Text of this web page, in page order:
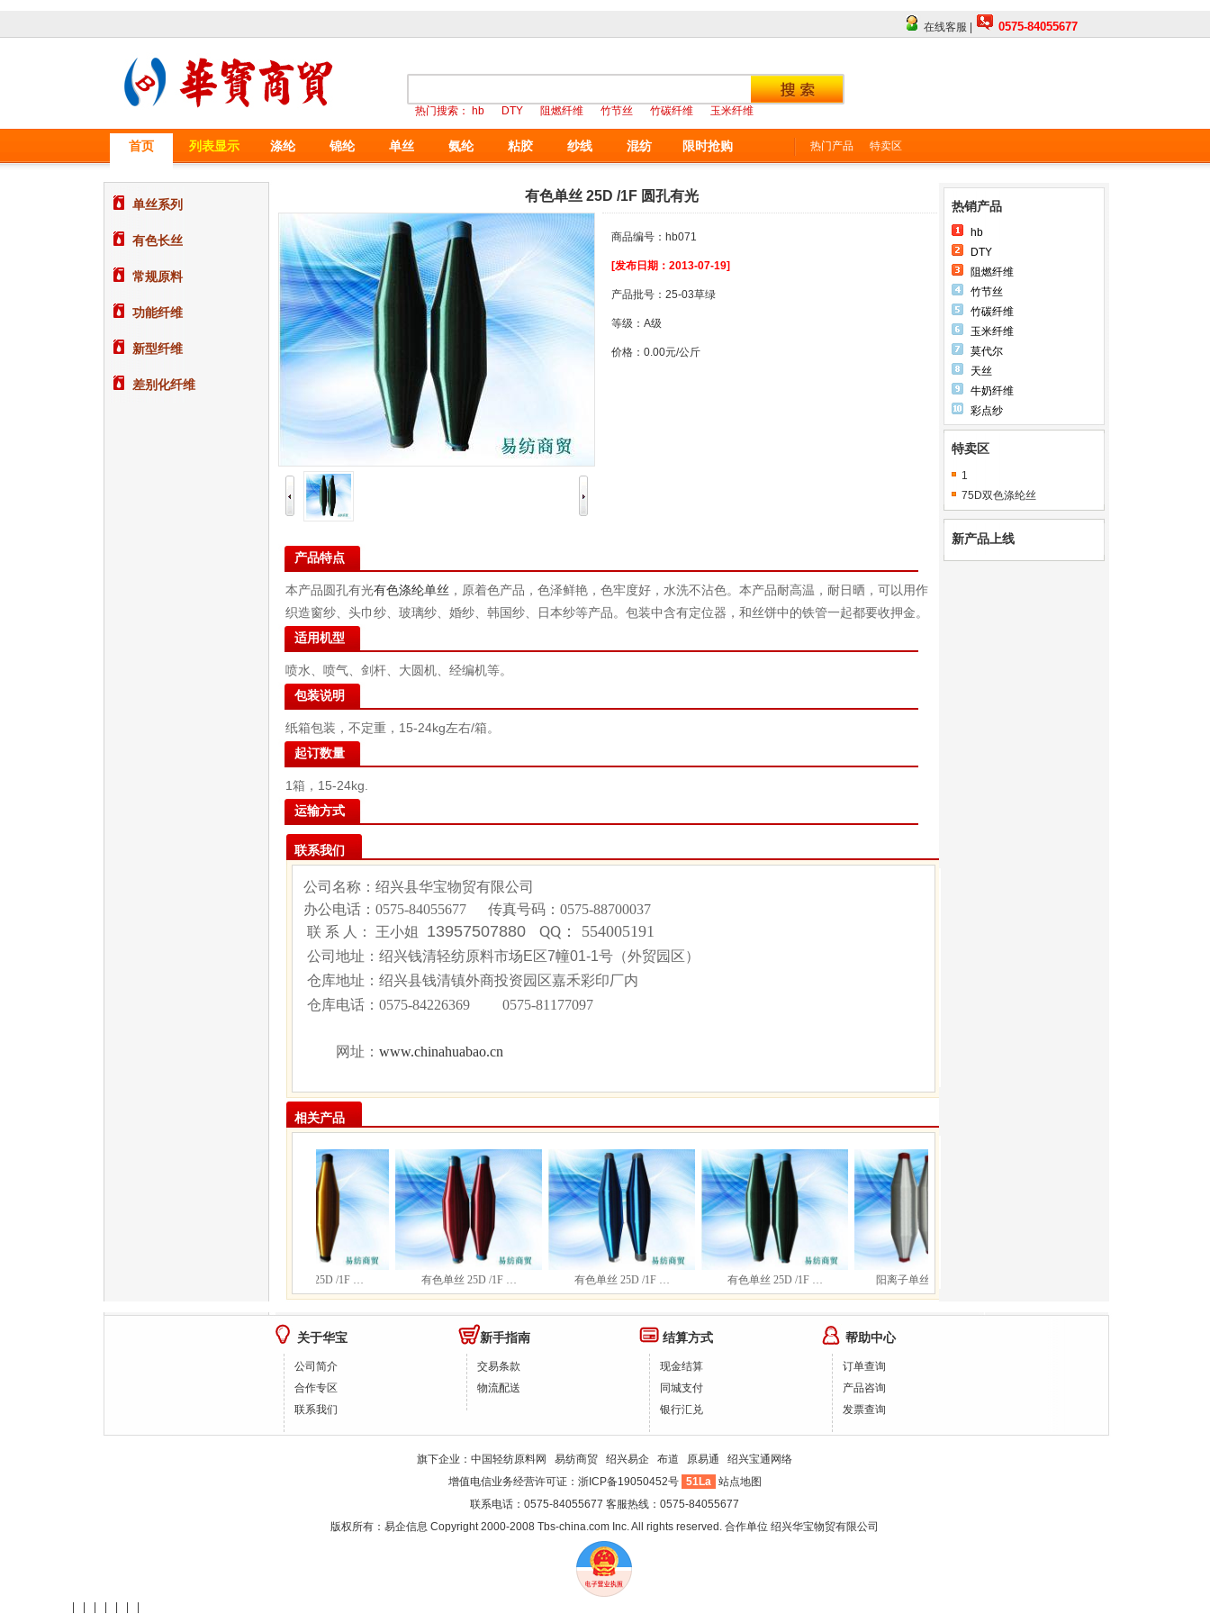
在线客服 | 0575-84055677
热门搜索： hb DTY 阻燃纤维 竹节丝 竹碳纤维 玉米纤维
首页 列表显示 涤纶 锦纶 单丝 氨纶 粘胶 纱线 混纺 限时抢购 热门产品 特卖区
单丝系列
有色长丝
常规原料
功能纤维
新型纤维
差别化纤维
有色单丝 25D /1F 圆孔有光
商品编号：hb071
[发布日期：2013-07-19]
产品批号：25-03草绿
等级：A级
价格：0.00元/公斤
产品特点
本产品圆孔有光有色涤纶单丝 ，原着色产品，色泽鲜艳，色牢度好，水洗不沾色。本产品耐高温，耐日晒，可以用作
织造窗纱、头巾纱、玻璃纱、婚纱、韩国纱、日本纱等产品。包装中含有定位器，和丝饼中的铁管一起都要收押金。
适用机型
喷水、喷气、剑杆、大圆机、经编机等。
包装说明
纸箱包装，不定重，15-24kg左右/箱。
起订数量
1箱，15-24kg.
运输方式
联系我们
公司名称：绍兴县华宝物贸有限公司
办公电话：0575-84055677传真号码：0575-88700037
联 系 人： 王小姐
13957507880QQ ： 554005191
公司地址：绍兴钱清轻纺原料市场E区7幢01-1号（外贸园区）
仓库地址：绍兴县钱清镇外商投资园区嘉禾彩印厂内
仓库电话：0575-84226369 0575-81177097
网址：www.chinahuabao.cn
相关产品
有色单丝 25D /1F … 有色单丝 25D /1F … 有色单丝 25D /1F … 有色单丝 25D /1F … 阳离子单丝 30D /1F…
热销产品
hb
DTY
阻燃纤维
竹节丝
竹碳纤维
玉米纤维
莫代尔
天丝
牛奶纤维
彩点纱
特卖区
1
75D双色涤纶丝
新产品上线
关于华宝
公司简介
合作专区
联系我们
新手指南
交易条款
物流配送
结算方式
现金结算
同城支付
银行汇兑
帮助中心
订单查询
产品咨询
发票查询
旗下企业：中国轻纺原料网 易纺商贸 绍兴易企 布道 原易通
绍兴宝通网络
增值电信业务经营许可证： 浙ICP备19050452号 51La 站点地图
联系电话：0575-84055677 客服热线：0575-84055677
版权所有：易企信息 Copyright 2000-2008 Tbs-china.com Inc. All rights reserved. 合作单位绍兴华宝物贸有限公司